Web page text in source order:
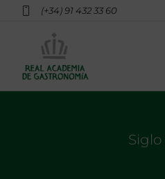
(+34) 91 432 33 60
Siglo